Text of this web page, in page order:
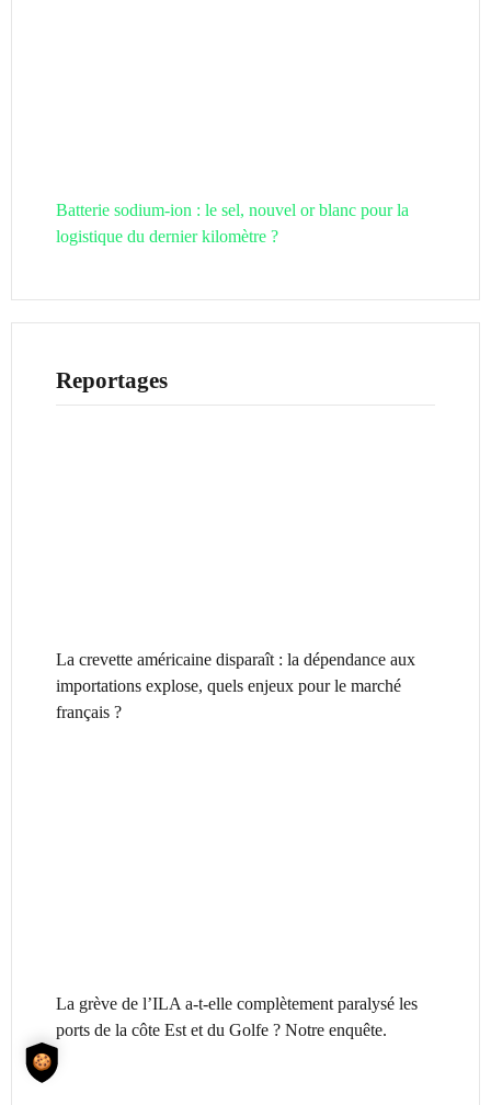
Batterie sodium-ion : le sel, nouvel or blanc pour la
logistique du dernier kilomètre ?
Reportages
La crevette américaine disparaît : la dépendance aux
importations explose, quels enjeux pour le marché
français ?
La grève de l’ILA a-t-elle complètement paralysé les
ports de la côte Est et du Golfe ? Notre enquête.